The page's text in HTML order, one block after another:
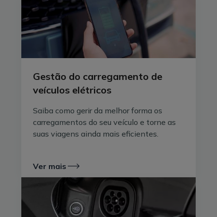
carro na rede pública?
Em primeiro lugar, é preciso encontrar um posto de
carregamento, através das opções que mencionámos
antes. Já no posto de carregamento, o veículo elétrico
deveser compatível com o tipo de corrente do
alternada e outros, corrente alternada e corrente
contínua).
Além disso, deveter fichas compatíveis com o
posto de carregamento.Nas várias aplicações com
o mapa de carregadores elétricos no país,
se ainda importante lembrar que algumas marcas têm
postos e fichas de carregamento exclusivas, como a
Tesla, que apenas podem ser usadas pelos carros
desta marca. Para mais informações, consulte o artigo
Gestão do carregamento de
veículos elétricos
Saiba como gerir da melhor forma os
carregamentos do seu veículo e torne as
suas viagens ainda mais eficientes.
Ver mais